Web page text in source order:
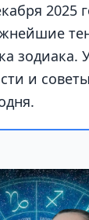
2025
зодиака.
и